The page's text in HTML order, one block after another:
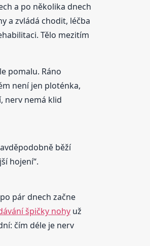
a po několika dnech
a zvládá chodit, léčba
Tělo mezitím
pomalu. Ráno
není jen ploténka,
nerv nemá klid
běží
hojení“.
pár dnech začne
špičky nohyuž
čím déle je nerv